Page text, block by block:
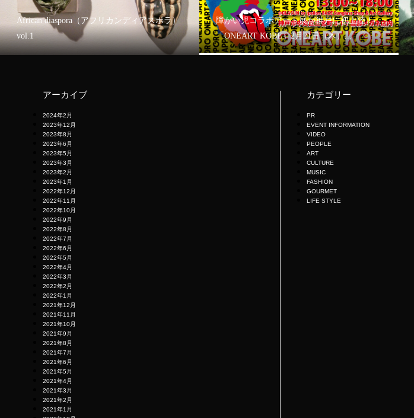
African diaspora（アフリカンディアスポラ）
vol.1
障がい児コラボアート展が神戸に初上陸！
「ONEART KOBE」2月21日（木）...
アーカイブ
2024年2月
2023年12月
2023年8月
2023年6月
2023年5月
2023年3月
2023年2月
2023年1月
2022年12月
2022年11月
2022年10月
2022年9月
2022年8月
2022年7月
2022年6月
2022年5月
2022年4月
2022年3月
2022年2月
2022年1月
2021年12月
2021年11月
2021年10月
2021年9月
2021年8月
2021年7月
2021年6月
2021年5月
2021年4月
2021年3月
2021年2月
2021年1月
カテゴリー
PR
EVENT INFORMATION
VIDEO
PEOPLE
ART
CULTURE
MUSIC
FASHION
GOURMET
LIFE STYLE